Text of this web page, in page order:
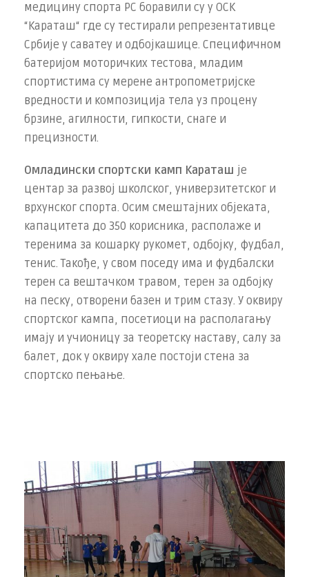
медицину спорта РС боравили су у ОСК
“Караташ“ где су тестирали репрезентативце
Србије у саватеу и одбојкашице. Специфичном
батеријом моторичких тестова, младим
спортистима су мерене антропометријске
вредности и композиција тела уз процену
брзине, агилности, гипкости, снаге и
прецизности.
Омладински спортски камп Караташ је
центар за развој школског, универзитетског и
врхунског спорта. Осим смештајних објеката,
капацитета до 350 корисника, располаже и
теренима за кошарку рукомет, одбојку, фудбал,
тенис. Такође, у свом поседу има и фудбалски
терен са вештачком травом, терен за одбојку
на песку, отворени базен и трим стазу. У оквиру
спортског кампа, посетиоци на располагању
имају и учионицу за теоретску наставу, салу за
балет, док у оквиру хале постоји стена за
спортско пењање.